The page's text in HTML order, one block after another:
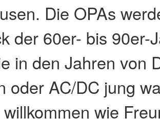
Die OPAs
der 60er- bis 90er-
in den Jahren von
oder AC/DC jung
wie